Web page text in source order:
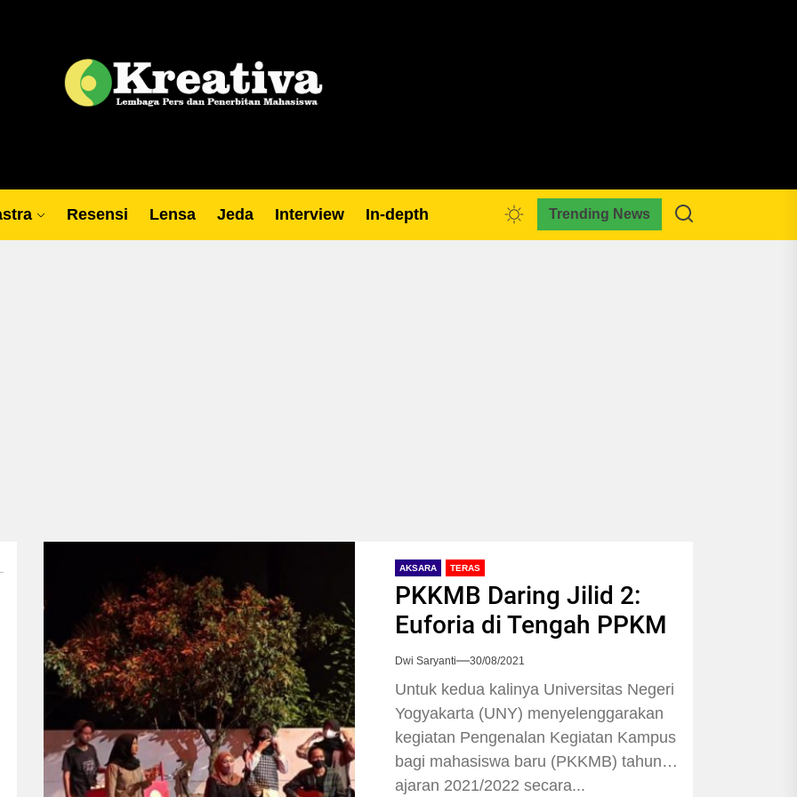
Resensi Lensa Jeda Interview In-depth Trending News
AKSARA TERAS
PKKMB Daring Jilid 2:
Euforia di Tengah PPKM
Dwi Saryanti 30/08/2021
Untuk kedua kalinya Universitas Negeri
Yogyakarta (UNY) menyelenggarakan
kegiatan Pengenalan Kegiatan Kampus
bagi mahasiswa baru (PKKMB) tahun
ajaran 2021/2022 secara...